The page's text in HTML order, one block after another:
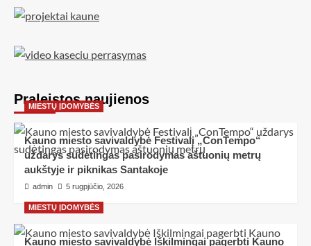
Praleistos naujienos
MIESTŲ ĮDOMYBĖS
Kauno miesto savivaldybė Festivalį „ConTempo“
uždarys sudėtingas pasirodymas aštuonių metrų
aukštyje ir piknikas Santakoje
admin 5 rugpjūčio, 2026
MIESTŲ ĮDOMYBĖS
Kauno miesto savivaldybė Iškilmingai pagerbti Kauno